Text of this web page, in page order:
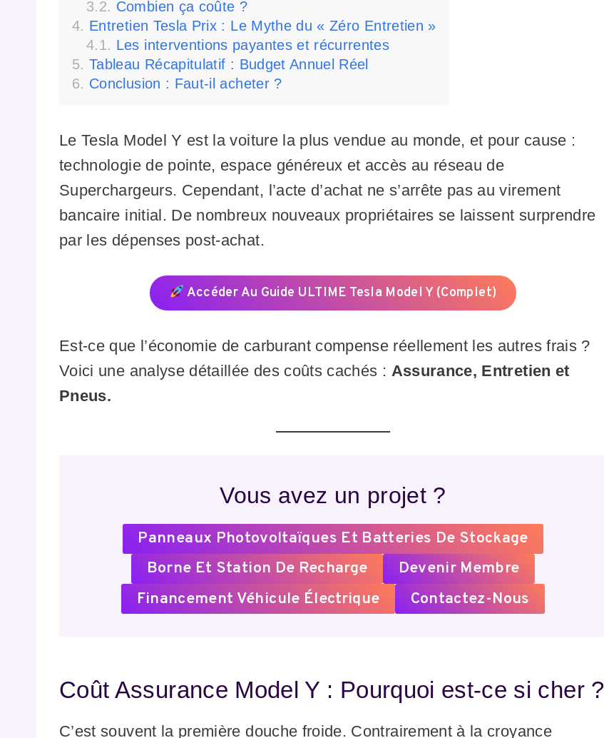
Combien ça coûte ?
Entretien Tesla Prix : Le Mythe du « Zéro Entretien »
Les interventions payantes et récurrentes
Tableau Récapitulatif : Budget Annuel Réel
Conclusion : Faut-il acheter ?
Le Tesla Model Y est la voiture la plus vendue au monde, et pour cause :
technologie de pointe, espace généreux et accès au réseau de
Superchargeurs. Cependant, l’acte d’achat ne s’arrête pas au virement
bancaire initial. De nombreux nouveaux propriétaires se laissent surprendre
par les dépenses post-achat.
Accéder Au Guide ULTIME Tesla Model Y (Complet)
Est-ce que l’économie de carburant compense réellement les autres frais ?
Voici une analyse détaillée des coûts cachés : Assurance, Entretien et
Pneus.
Vous avez un projet ?
Panneaux Photovoltaïques Et Batteries De Stockage
Borne Et Station De Recharge
Devenir Membre
Financement Véhicule Électrique
Contactez-Nous
Coût Assurance Model Y : Pourquoi est-ce si cher ?
C’est souvent la première douche froide. Contrairement à la croyance